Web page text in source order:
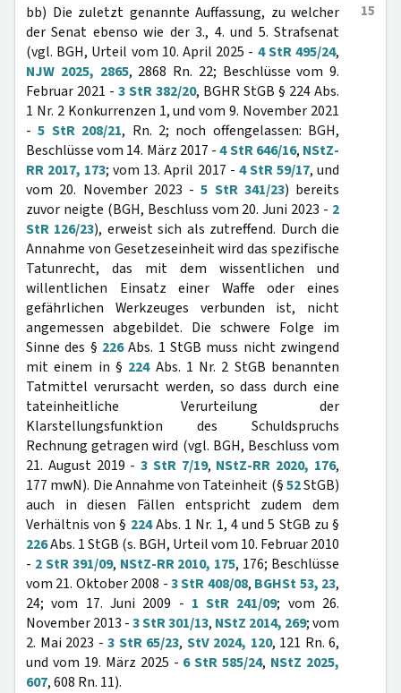
15
bb) Die zuletzt genannte Auffassung, zu welcher
der Senat ebenso wie der 3., 4. und 5. Strafsenat
(vgl. BGH, Urteil vom 10. April 2025 - 4 StR 495/24,
NJW 2025, 2865, 2868 Rn. 22; Beschlüsse vom 9.
Februar 2021 - 3 StR 382/20, BGHR StGB § 224 Abs.
1 Nr. 2 Konkurrenzen 1, und vom 9. November 2021
-5 StR 208/21, Rn. 2; noch offengelassen: BGH,
Beschlüsse vom 14. März 2017 -4 StR 646/16, NStZ-
RR 2017, 173; vom 13. April 2017 - 4 StR 59/17, und
vom 20. November 2023 -5 StR 341/23) bereits
zuvor neigte (BGH, Beschluss vom 20. Juni 2023 - 2
StR 126/23), erweist sich als zutreffend. Durch die
Annahme von Gesetzeseinheit wird das spezifische
Tatunrecht, das mit dem wissentlichen und
willentlichen Einsatz einer Waffe oder eines
gefährlichen Werkzeuges verbunden ist, nicht
angemessen abgebildet. Die schwere Folge im
Sinne des § 226Abs. 1 StGB muss nicht zwingend
mit einem in § 224Abs. 1 Nr. 2 StGB benannten
Tatmittel verursacht werden, so dass durch eine
tateinheitliche Verurteilung der
Klarstellungsfunktion des Schuldspruchs
Rechnung getragen wird (vgl. BGH, Beschluss vom
21. August 2019 -3 StR 7/19, NStZ-RR 2020, 176,
177 mwN). Die Annahme von Tateinheit (§52StGB)
auch in diesen Fällen entspricht zudem dem
Verhältnis von § 224Abs. 1 Nr. 1, 4 und 5 StGB zu §
226Abs. 1 StGB (s. BGH, Urteil vom 10. Februar 2010
- 2 StR 391/09, NStZ-RR 2010, 175, 176; Beschlüsse
vom 21. Oktober 2008 -3 StR 408/08, BGHSt 53, 23,
24; vom 17. Juni 2009 - 1 StR 241/09; vom 26.
November 2013 -3 StR 301/13, NStZ 2014, 269; vom
2. Mai 2023 - 3 StR 65/23, StV 2024, 120, 121 Rn. 6,
und vom 19. März 2025 - 6 StR 585/24, NStZ 2025,
607, 608 Rn. 11).